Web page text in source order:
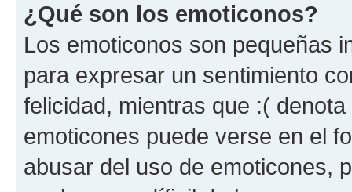
¿Qué son los emoticonos?
Los emoticonos son pequeñas
para expresar un sentimiento
felicidad, mientras que :(
emoticones puede verse en el
abusar del uso de emoticones,